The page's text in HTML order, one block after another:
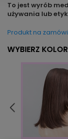
To jest wyrób
używania lub
Produkt na
WYBIERZ